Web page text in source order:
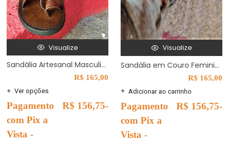
Visualize
Sandália Artesanal Masculina em Couro Estilo Romana Modelo Y
R$ 165,00
Ver opções
-
R$ 156,75
Pagamento
com Pix a
Vista -
Visualize
Sandália em Couro Feminina Modelo 50 nº 39
R$ 165,00
Adicionar ao carrinho
-
R$ 156,75
Pagamento
com Pix a
Vista -